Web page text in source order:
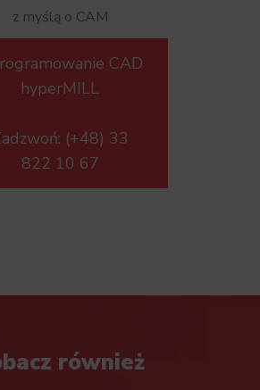
z myślą o CAM
CAD
hyperMILL
(+48) 33
822 10 67
również